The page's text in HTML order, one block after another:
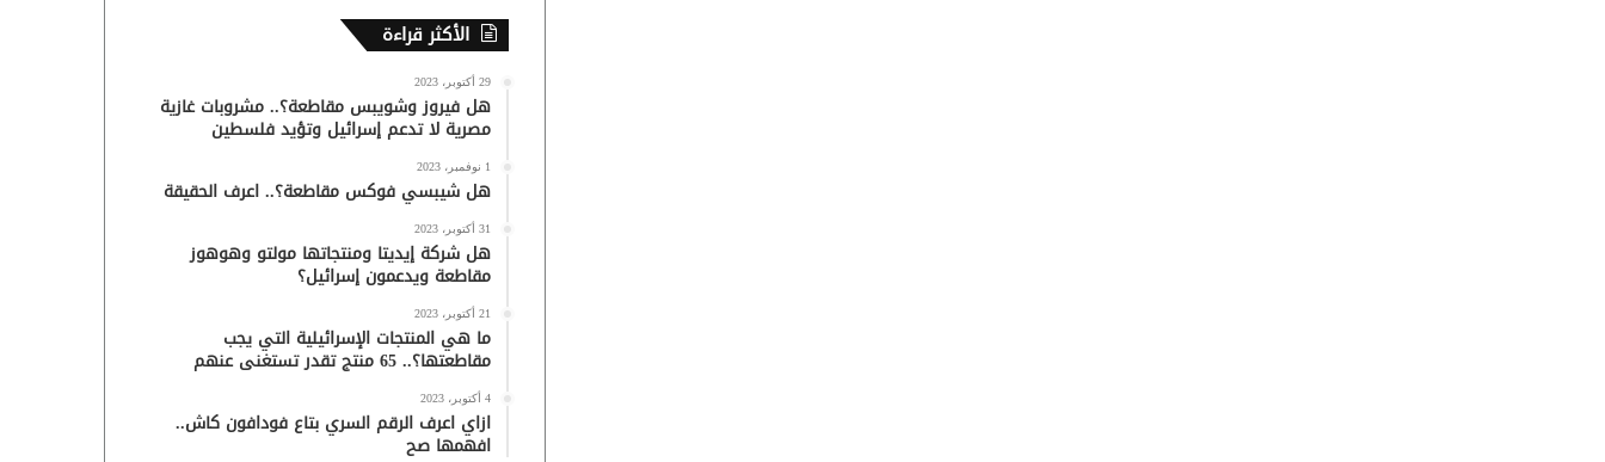
الأكثر قراءة
29 أكتوبر، 2023
هل فيروز وشويبس مقاطعة؟.. مشروبات غازية
مصرية لا تدعم إسرائيل وتؤيد فلسطين
1 نوفمبر، 2023
هل شيبسي فوكس مقاطعة؟.. اعرف الحقيقة
31 أكتوبر، 2023
هل شركة إيديتا ومنتجاتها مولتو وهوهوز
مقاطعة ويدعمون إسرائيل؟
21 أكتوبر، 2023
ما هي المنتجات الإسرائيلية التي يجب
مقاطعتها؟.. 65 منتج تقدر تستغنى عنهم
4 أكتوبر، 2023
ازاي اعرف الرقم السري بتاع فودافون كاش..
افهمها صح